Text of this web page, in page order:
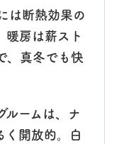
は断熱効果の
暖房は薪スト
、真冬でも快
ルームは、ナ
く開放的。白